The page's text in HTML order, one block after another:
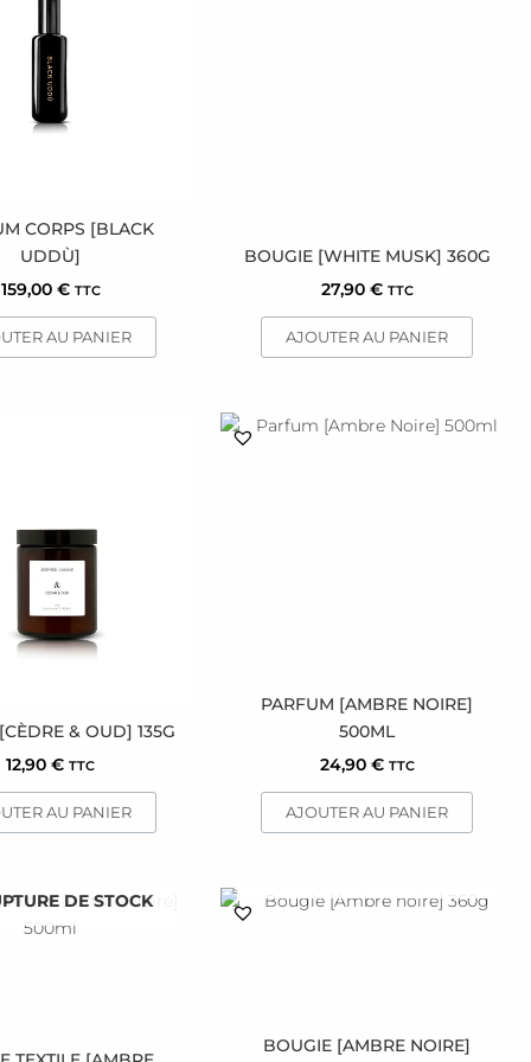
CORPS [BLACK
UDDÙ]
159,00 € TTC
AU PANIER
BOUGIE [WHITE MUSK] 360G
27,90 € TTC
AJOUTER AU PANIER
& OUD] 135G
12,90€ TTC
AU PANIER
PARFUM [AMBRE NOIRE]
500ML
24,90 € TTC
AJOUTER AU PANIER
DE STOCK
BOUGIE [AMBRE NOIRE]